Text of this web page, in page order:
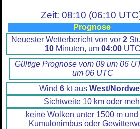
Zeit: 08:10 (06:10
Prognose
Neuester Wetterbericht von vor 2
10 Minuten, um 04:00 UTC
Gültige Prognose vom 09 um 06
um 06 UTC
Wind 6kt aus West/
Sichtweite 10 km oder
keine Wolken unter 1500 m
Kumulonimbus oder